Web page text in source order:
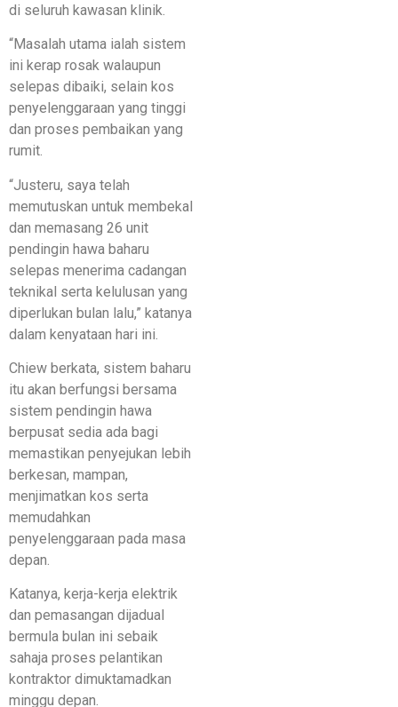
di seluruh kawasan klinik.
“Masalah utama ialah sistem
ini kerap rosak walaupun
selepas dibaiki, selain kos
penyelenggaraan yang tinggi
dan proses pembaikan yang
rumit.
“Justeru, saya telah
memutuskan untuk membekal
dan memasang 26 unit
pendingin hawa baharu
selepas menerima cadangan
teknikal serta kelulusan yang
diperlukan bulan lalu,” katanya
dalam kenyataan hari ini.
Chiew berkata, sistem baharu
itu akan berfungsi bersama
sistem pendingin hawa
berpusat sedia ada bagi
memastikan penyejukan lebih
berkesan, mampan,
menjimatkan kos serta
memudahkan
penyelenggaraan pada masa
depan.
Katanya, kerja-kerja elektrik
dan pemasangan dijadual
bermula bulan ini sebaik
sahaja proses pelantikan
kontraktor dimuktamadkan
minggu depan.